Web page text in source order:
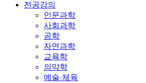
전공강의
인문과학
사회과학
공학
자연과학
교육학
의약학
예술·체육